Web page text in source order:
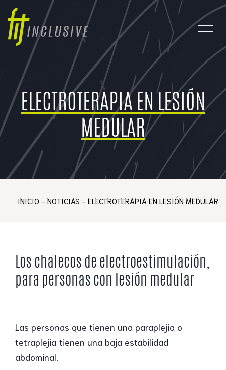
ELECTROTERAPIA EN LESIÓN
MEDULAR
INICIO - NOTICIAS - ELECTROTERAPIA EN LESIÓN MEDULAR
Los chalecos de electroestimulación,
para personas con lesión medular
Las personas que tienen una paraplejia o
tetraplejia tienen una baja estabilidad
abdominal.